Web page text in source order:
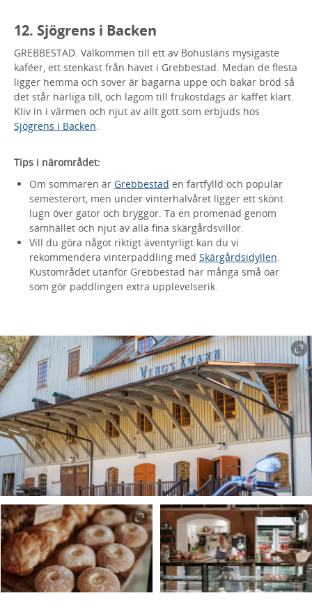
12. Sjögrens i Backen
GREBBESTAD. Välkommen till ett av Bohusläns mysigaste
kaféer, ett stenkast från havet i Grebbestad. Medan de flesta
ligger hemma och sover är bagarna uppe och bakar bröd så
det står härliga till, och lagom till frukostdags är kaffet klart.
Kliv in i värmen och njut av allt gott som erbjuds hos
Sjögrens i Backen.
Tips i närområdet:
Om sommaren är Grebbestad en fartfylld och populär
semesterort, men under vinterhalvåret ligger ett skönt
lugn över gator och bryggor. Ta en promenad genom
samhället och njut av alla fina skärgårdsvillor.
Vill du göra något riktigt äventyrligt kan du vi
rekommendera vinterpaddling med Skärgårdsidyllen.
Kustområdet utanför Grebbestad har många små öar
som gör paddlingen extra upplevelserik.